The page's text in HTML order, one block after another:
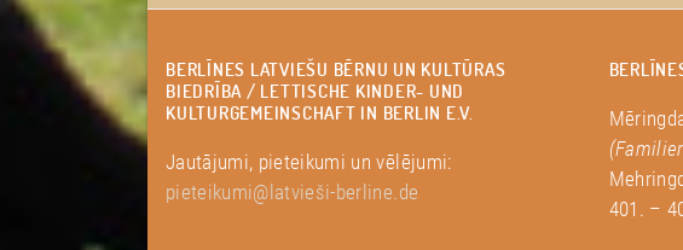
BERLĪNES LATVIEŠU BĒRNU UN KULTŪRAS
BIEDRĪBA / LETTISCHE KINDER- UND
KULTURGEMEINSCHAFT IN BERLIN E.V.
Jautājumi, pieteikumi un vēlējumi:
pieteikumi@latvieši-berline.de
401. –